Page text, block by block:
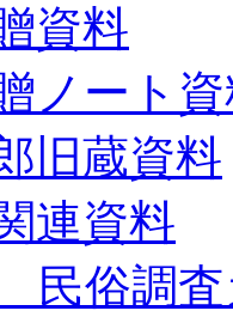
資料
ノート
旧蔵資料
連資料
民俗調査